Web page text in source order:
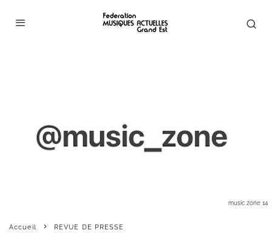
music zone 14
Accueil REVUE DE PRESSE